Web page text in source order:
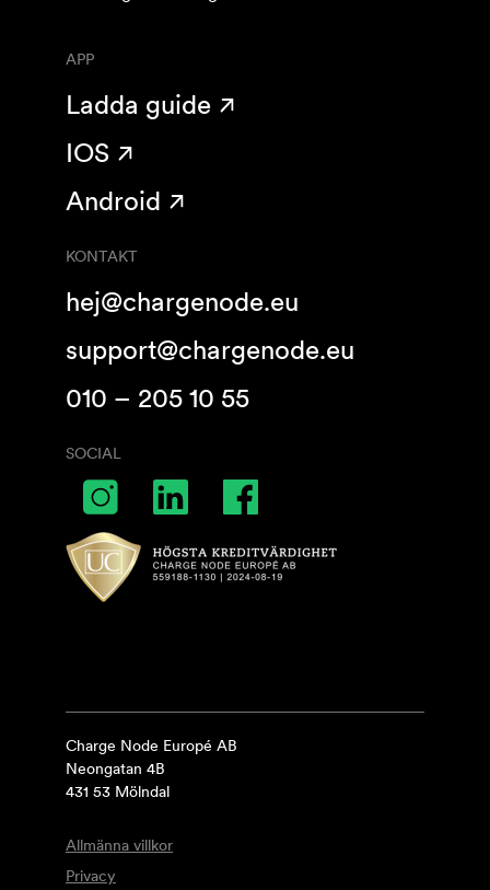
APP
Ladda guide
IOS
Android
KONTAKT
hej@chargenode.eu
support@chargenode.eu
010 – 205 10 55
SOCIAL
Charge Node Europé AB
Neongatan 4B
431 53 Mölndal
Allmänna villkor
Privacy